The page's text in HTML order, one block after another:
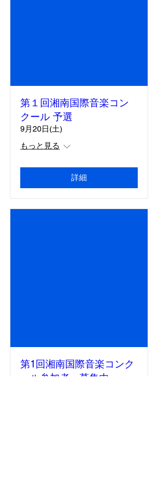
第１回湘南国際音楽コン
クール 予選
9月20日(土)
もっと見る
詳細
第1回湘南国際音楽コンク
ール参加者 募集中